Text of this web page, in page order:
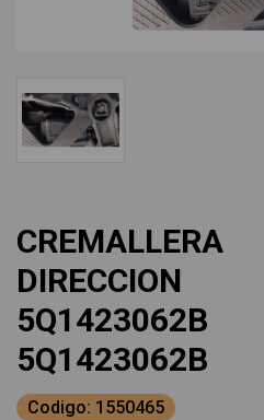
CREMALLERA
DIRECCION
5Q1423062B
5Q1423062B
Codigo: 1550465